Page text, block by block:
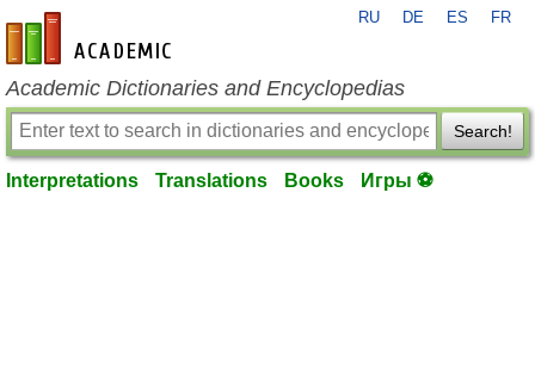
en-academic.com
RU DE ES FR
Academic Dictionaries and Encyclopedias
Search!
Interpretations Translations Books Игры ⚽